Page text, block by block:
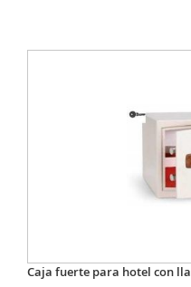
Caja fuerte para hotel con